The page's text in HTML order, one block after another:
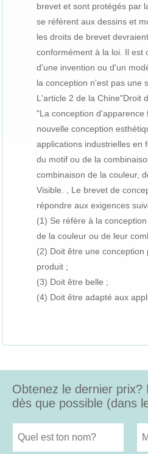
brevet et sont protégés par
se réfèrent aux dessins et
les droits de brevet
conformément à la loi. Il est
d'une invention ou d'un
la conception n'est pas une
L'article 2 de la Chine"Droit
"La conception d'apparence
nouvelle conception
applications industrielles en
du motif ou de la
combinaison de la couleur,
Visible. , Le brevet de
répondre aux exigences
(1) Se réfère à la
de la couleur ou de leur
(2) Doit être une conception
produit ;
(3) Doit être belle ;
(4) Doit être adapté aux
Obtenez le dernier prix?
dès que possible (dans